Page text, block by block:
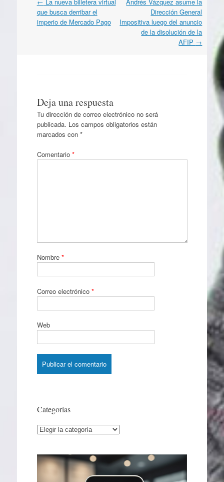
por
artículos
que busca derribar el
imperio de Mercado Pago
Dirección General
Impositiva luego del anuncio
de la disolución de la
AFIP →
Deja una respuesta
Tu dirección de correo electrónico no será
publicada. Los campos obligatorios están
marcados con *
Comentario *
Nombre *
Correo electrónico *
Web
Categorías
Categorías